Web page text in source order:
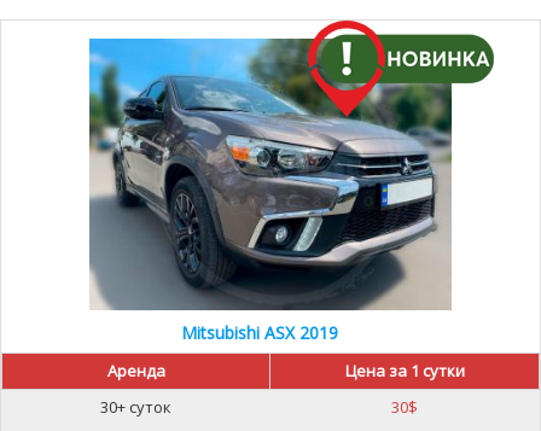
Mitsubishi ASX 2019
Аренда
Цена за 1 сутки
30+ суток
30$